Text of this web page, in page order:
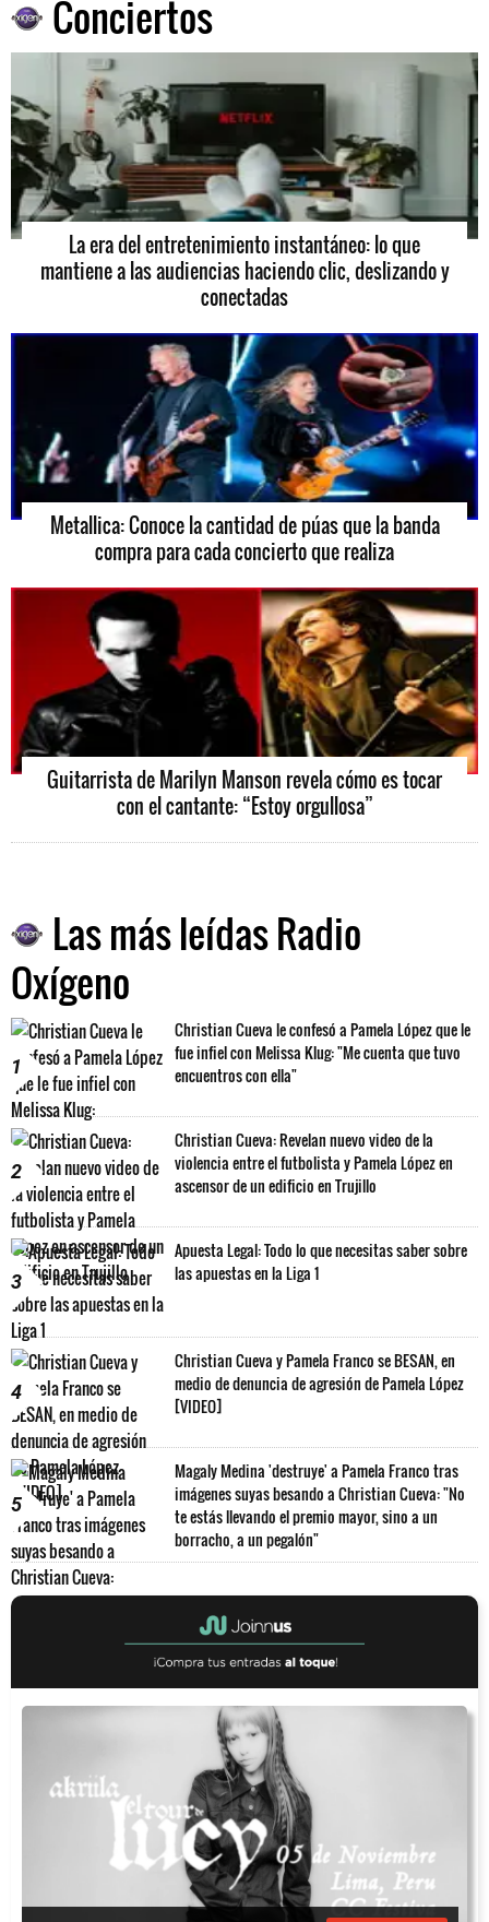
Conciertos
La era del entretenimiento instantáneo: lo que
mantiene a las audiencias haciendo clic, deslizando y
conectadas
Metallica: Conoce la cantidad de púas que la banda
compra para cada concierto que realiza
Guitarrista de Marilyn Manson revela cómo es tocar
con el cantante: “Estoy orgullosa”
Las más leídas Radio
Oxígeno
1
Christian Cueva le confesó a Pamela López que le
fue infiel con Melissa Klug: "Me cuenta que tuvo
encuentros con ella"
2
Christian Cueva: Revelan nuevo video de la
violencia entre el futbolista y Pamela López en
ascensor de un edificio en Trujillo
3
Apuesta Legal: Todo lo que necesitas saber sobre
las apuestas en la Liga 1
4
Christian Cueva y Pamela Franco se BESAN, en
medio de denuncia de agresión de Pamela López
[VIDEO]
5
Magaly Medina 'destruye' a Pamela Franco tras
imágenes suyas besando a Christian Cueva: "No
te estás llevando el premio mayor, sino a un
borracho, a un pegalón"